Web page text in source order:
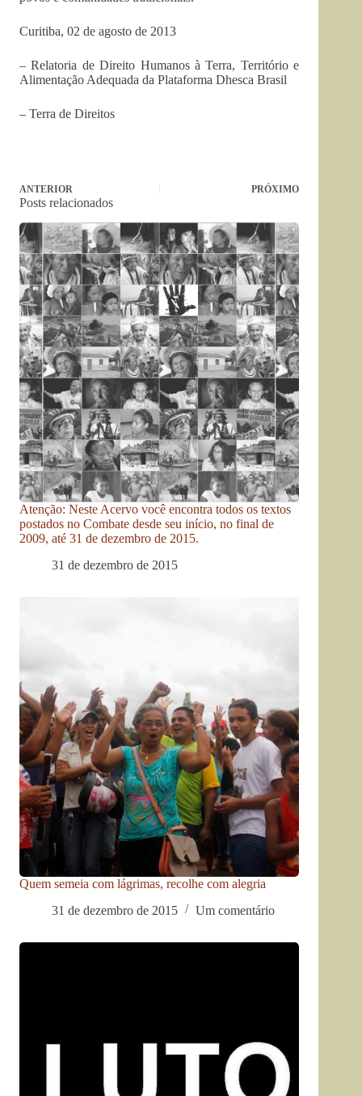
Curitiba, 02 de agosto de 2013
– Relatoria de Direito Humanos à Terra, Território e
Alimentação Adequada da Plataforma Dhesca Brasil
– Terra de Direitos
ANTERIOR PRÓXIMO
Posts relacionados
Atenção: Neste Acervo você encontra todos os textos
postados no Combate desde seu início, no final de
2009, até 31 de dezembro de 2015.
31 de dezembro de 2015
Quem semeia com lágrimas, recolhe com alegria
31 de dezembro de 2015
Um comentário